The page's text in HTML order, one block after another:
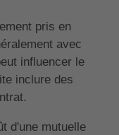
pris en
avec
influencer le
inclure des
d'une mutuelle